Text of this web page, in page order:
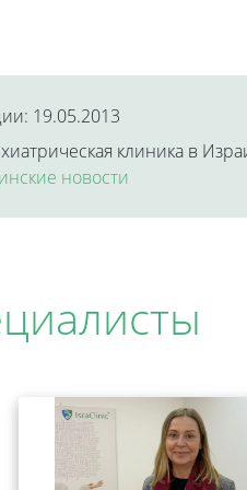
19.05.2013
клиника в
новости